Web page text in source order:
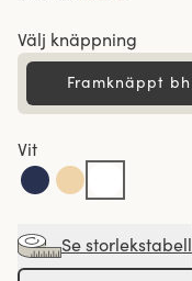
Välj knäppning
Framknäppt bh
Vit
Se storlekstabell